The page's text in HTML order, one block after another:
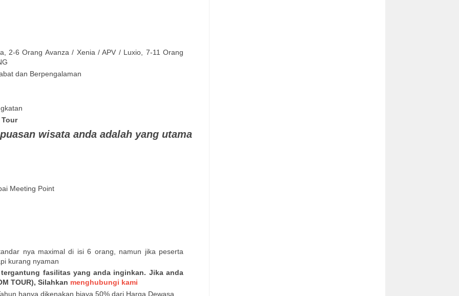
2-6 Orang Avanza / Xenia / APV / Luxio, 7-11 Orang
dan Berpengalaman
Tour
wisata anda adalah yang utama
Meeting Point
nya maximal di isi 6 orang, namun jika peserta
kurang nyaman
fasilitas yang anda inginkan. Jika anda
TOUR), Silahkan menghubungi kami
hanya dikenakan biaya 50% dari Harga Dewasa